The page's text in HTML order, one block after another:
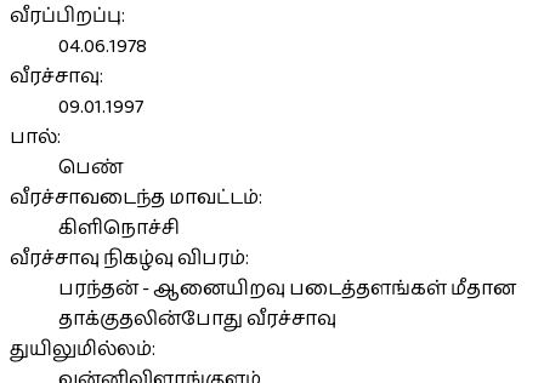
வீரப்பிறப்பு:
04.06.1978
வீரச்சாவு:
09.01.1997
பால்:
பெண்
வீரச்சாவடைந்த மாவட்டம்:
கிளிநொச்சி
வீரச்சாவு நிகழ்வு விபரம்:
பரந்தன் - ஆனையிறவு படைத்தளங்கள் மீதான
தாக்குதலின்போது வீரச்சாவு
துயிலுமில்லம்: